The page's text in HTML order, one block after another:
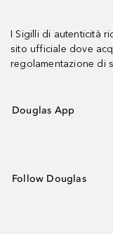
I Sigilli di autenticità
sito ufficiale dove
regolamentazione di
Douglas App
Follow Douglas